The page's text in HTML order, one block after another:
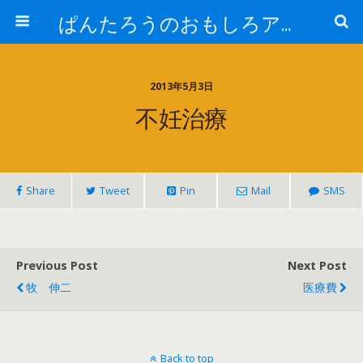
ぱんたろうのおもしろアイテム
2013年5月3日
不妊治療
Share Tweet Pin Mail SMS
Previous Post
牧 伸二
Next Post
医療費
Back to top